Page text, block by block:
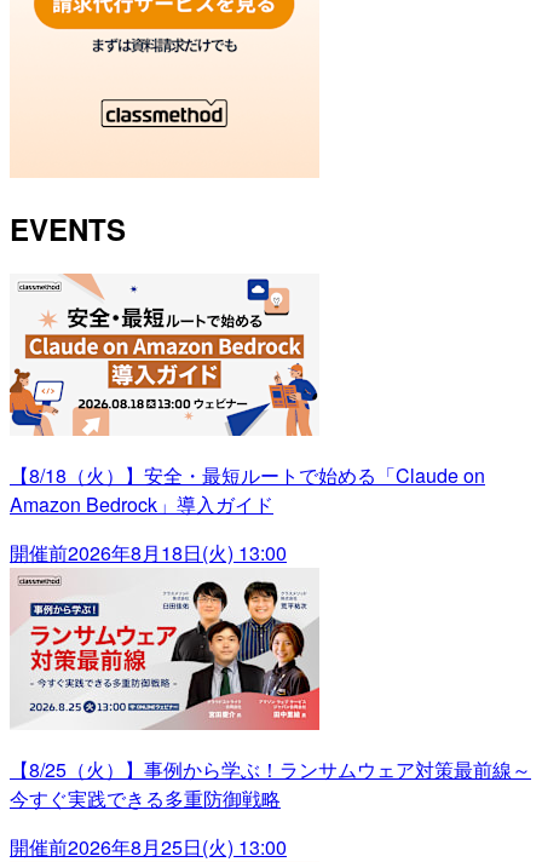
EVENTS
【8/18（火）】安全・最短ルートで始める「Claude on
Amazon Bedrock」導入ガイド
開催前2026年8月18日(火) 13:00
【8/25（火）】事例から学ぶ！ランサムウェア対策最前線～
今すぐ実践できる多重防御戦略
開催前2026年8月25日(火) 13:00